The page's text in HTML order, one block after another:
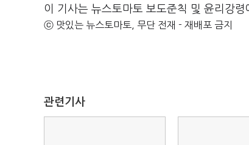
이 기사는 뉴스토마토 보도준칙 및 윤리강
ⓒ 맛있는 뉴스토마토, 무단 전재 - 재배포 금지
관련기사